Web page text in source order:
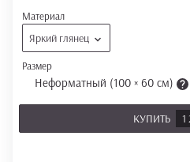
Материал
Яркий глянец
Размер
Неформатный (100 × 60 см)
КУПИТЬ 1